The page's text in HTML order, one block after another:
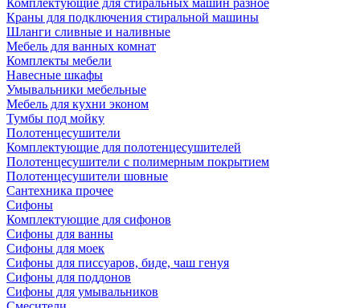
Комплектующие для стиральных машин разное
Краны для подключения стиральной машины
Шланги сливные и наливные
Мебель для ванных комнат
Комплекты мебели
Навесные шкафы
Умывальники мебельные
Мебель для кухни эконом
Тумбы под мойку
Полотенцесушители
Комплектующие для полотенцесушителей
Полотенцесушители с полимерным покрытием
Полотенцесушители шовные
Сантехника прочее
Сифоны
Комплектующие для сифонов
Сифоны для ванны
Сифоны для моек
Сифоны для писсуаров, биде, чаш генуя
Сифоны для поддонов
Сифоны для умывальников